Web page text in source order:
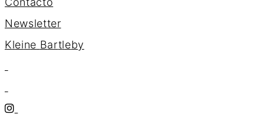
Newsletter
Kleine Bartleby